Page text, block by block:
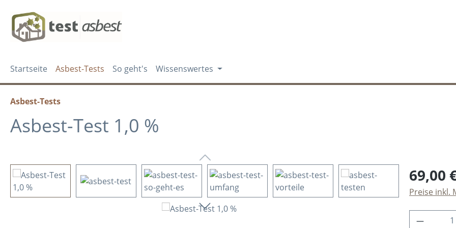
Hauptinhalt springen
Zur Suche springen
Zur Hauptnavigation springen
Startseite Asbest-Tests So geht's Wissenswertes
Asbest-Tests
Asbest-Test 1,0 %
Bildergalerie überspringen Regulärer
69,00
Preise inkl.